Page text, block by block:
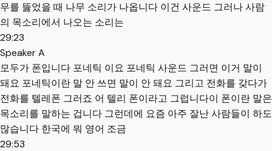
무를 뚫었을 때 나무 소리가 나옵니다 이건 사운드 그러나 사람
의 목소리에서 나오는 소리는
29:23
Speaker A
모두가 폰입니다 포네틱 이요 포네틱 사운드 그러면 이거 말이
돼요 포네틱이란 말 안 쓰면 말이 안 돼요 그리고 전화를 갖다가
전화를 텔레폰 그러죠 어 텔리 폰이라고 그럽니다이 폰이란 말은
목소리를 말하는 겁니다 그런데에 요즘 아주 잘난 사람들이 하도
많습니다 한국에 뭐 영어 조금
29:53